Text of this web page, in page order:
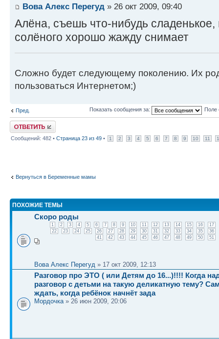
Вова Алекс Перегуд » 26 окт 2009, 09:40
Алёна, съешь что-нибудь сладенькое,
солёного хорошо жажду снимает
Сложно будет следующему поколению. Их
пользоваться Интернетом;)
Пред. Показать сообщения за: Поле
Ответить
Сообщений: 482 • Страница 23 из 49 • 1 2 3 4 5 6 7 8 9 10 11
Вернуться в Беременные мамы
ПОХОЖИЕ ТЕМЫ
Скоро роды
1 2 3 4 5 6 7 8 9 10 11 12 13 14 15 16
17
22
23 24 25 26 27 28 29 30 31 32 33 34 35
36
41
42 43 44 45 46 47 48 49 50 51
Вова Алекс Перегуд » 17 окт 2009, 12:13
Разговор про ЭТО ( или Детям до 16...)!!!! Когда
разговор с детьми на такую деликатную тему?
ждать, когда ребёнок начнёт зада
Мордочка » 26 июн 2009, 20:06